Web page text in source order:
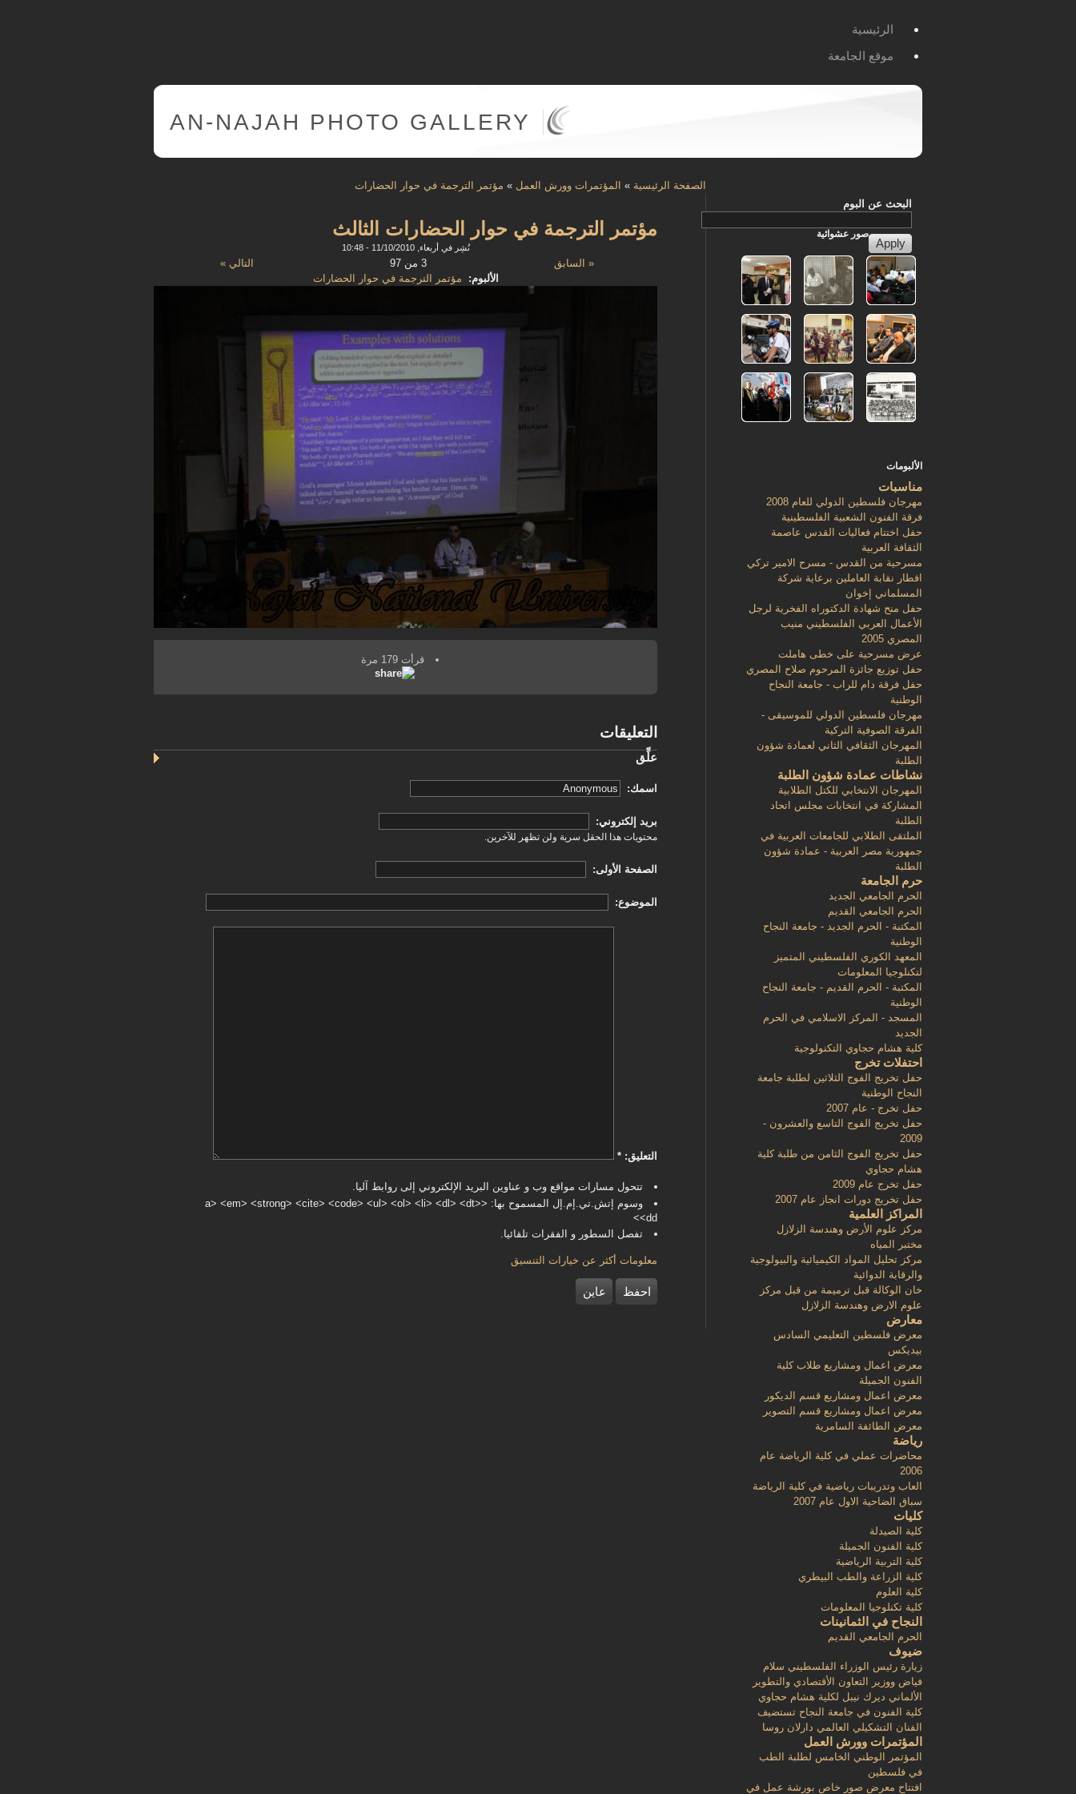
الرئيسية
موقع الجامعة
AN-NAJAH PHOTO GALLERY
الصفحة الرئيسية » المؤتمرات وورش العمل » مؤتمر الترجمة في حوار الحضارات
مؤتمر الترجمة في حوار الحضارات الثالث
نُشِر في أربعاء, 11/10/2010 - 10:48
« السابق 3 من 97
التالي »
الألبوم:
مؤتمر الترجمة في حوار الحضارات
قرأت 179 مرة
التعليقات
علِّق
‏اسمك: ‏
‏بريد إلكتروني: ‏
محتويات هذا الحقل سرية ولن تظهر للآخرين.
‏الصفحة الأولى: ‏
‏الموضوع: ‏
‏التعليق: ‏ *
تتحول مسارات مواقع وب و عناوين البريد الإلكتروني إلى روابط آليا.
وسوم إتش.تي.إم.إل المسموح بها: <a> <em> <strong> <cite> <code> <ul> <ol> <li> <dl> <dt>
<dd>
تفصل السطور و الفقرات تلقائيا.
معلومات أكثر عن خيارات التنسيق
البحث عن البوم
صور عشوائية
الألبومات
مناسبات
مهرجان فلسطين الدولي للعام 2008
فرقة الفنون الشعبية الفلسطينية
حفل اختتام فعاليات القدس عاصمة
الثقافة العربية
مسرحية من القدس - مسرح الامير تركي
افطار نقابة العاملين برعاية شركة
المسلماني إخوان
حفل منح شهادة الدكتوراه الفخرية لرجل
الأعمال العربي الفلسطيني منيب
المصري 2005
عرض مسرحية على خطى هاملت
حفل توزيع جائزة المرحوم صلاح المصري
حفل فرقة دام للراب - جامعة النجاح
الوطنية
مهرجان فلسطين الدولي للموسيقى -
الفرقة الصوفية التركية
المهرجان الثقافي الثاني لعمادة شؤون
الطلبة
نشاطات عمادة شؤون الطلبة
المهرجان الانتخابي للكتل الطلابية
المشاركة في انتخابات مجلس اتحاد
الطلبة
الملتقى الطلابي للجامعات العربية في
جمهورية مصر العربية - عمادة شؤون
الطلبة
حرم الجامعة
الحرم الجامعي الجديد
الحرم الجامعي القديم
المكتبة - الحرم الجديد - جامعة النجاح
الوطنية
المعهد الكوري الفلسطيني المتميز
لتكنلوجيا المعلومات
المكتبة - الحرم القديم - جامعة النجاح
الوطنية
المسجد - المركز الاسلامي في الحرم
الجديد
كلية هشام حجاوي التكنولوجية
احتفلات تخرج
حفل تخريج الفوج الثلاثين لطلبة جامعة
النجاح الوطنية
حفل تخرج - عام 2007
حفل تخريج الفوج التاسع والعشرون -
2009
حفل تخريج الفوج الثامن من طلبة كلية
هشام حجاوي
حفل تخرج عام 2009
حفل تخريج دورات انجاز عام 2007
المراكز العلمية
مركز علوم الأرض وهندسة الزلازل
مختبر المياه
مركز تحليل المواد الكيميائية والبيولوجية
والرقابة الدوائية
خان الوكالة قبل ترميمة من قبل مركز
علوم الارض وهندسة الزلازل
معارض
معرض فلسطين التعليمي السادس
بيديكس
معرض اعمال ومشاريع طلاب كلية
الفنون الجميلة
معرض اعمال ومشاريع قسم الديكور
معرض اعمال ومشاريع قسم التصوير
معرض الطائفة السامرية
رياضة
محاضرات عملي في كلية الرياضة عام
2006
العاب وتدريبات رياضية في كلية الرياضة
سباق الضاحية الاول عام 2007
كليات
كلية الصيدلة
كلية الفنون الجميلة
كلية التربية الرياضية
كلية الزراعة والطب البيطري
كلية العلوم
كلية تكنلوجيا المعلومات
النجاح في الثمانينات
الحرم الجامعي القديم
ضيوف
زيارة رئيس الوزراء الفلسطيني سلام
فياض ووزير التعاون الأقتصادي والتطوير
الألماني ديرك نيبل لكلية هشام حجاوي
كلية الفنون في جامعة النجاح تستضيف
الفنان التشكيلي العالمي دارلان روسا
المؤتمرات وورش العمل
المؤتمر الوطني الخامس لطلبة الطب
في فلسطين
افتتاح معرض صور خاص بورشة عمل في